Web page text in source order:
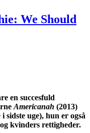
We Should
en succesfuld
Americanah (2013)
sidste uge), hun er også
kvinders rettigheder.